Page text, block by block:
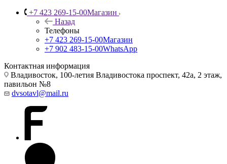
+7 423 269-15-00Магазин
Назад
Телефоны
+7 423 269-15-00Магазин
+7 902 483-15-00WhatsApp
Контактная информация
Владивосток, 100-летия Владивостока проспект, 42а, 2 этаж,
павильон №8
dvsotavl@mail.ru